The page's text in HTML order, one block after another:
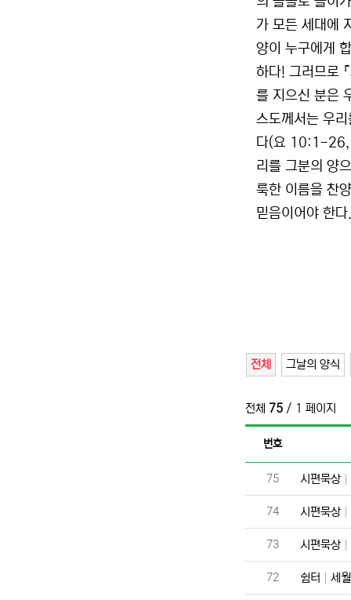
가 모든 세대에
양이 누구에게
하다! 그러므로
를 지으신 분은
스도께서는 우
다(요 10:1-26,
리를 그분의 양
룩한 이름을 찬
믿음이어야 한
전체 그날의 양식
전체 75 / 1 페이지
번호
번호
75 시편묵상
번호
74 시편묵상
번호
73 시편묵상
번호
72 쉼터 세